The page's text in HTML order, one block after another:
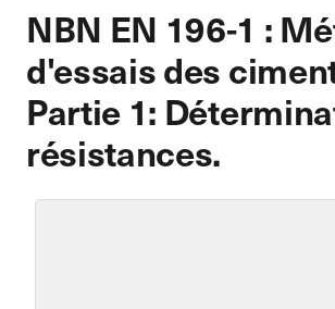
NBN EN 196-1 :
d'essais des
Partie 1:
résistances.